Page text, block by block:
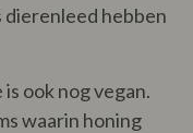
hebben
ook nog vegan.
waarin honing